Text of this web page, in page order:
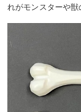
れがモンスターや獣